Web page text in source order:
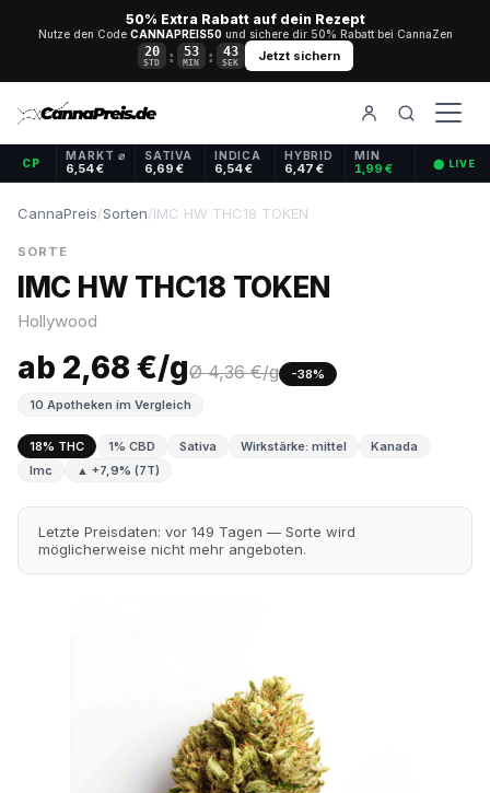
50% Extra Rabatt auf dein Rezept
Nutze den Code CANNAPREIS50und sichere dir 50% Rabatt bei CannaZen
20
STD : 53
MIN : 43
SEK Jetzt sichern
CP
MARKT ⌀
6,54 €
SATIVA
6,69 €
INDICA
6,54 €
HYBRID
6,47 €
MIN
1,99 € ⬤ LIVE
CannaPreis/Sorten/IMC HW THC18 TOKEN
SORTE
IMC HW THC18 TOKEN
Hollywood
ab 2,68 €/gØ 4,36 €/g
-38%
10 Apotheken im Vergleich
18% THC 1% CBD Sativa Wirkstärke: mittel
Kanada
Imc
▲ +7,9% (7T)
Letzte Preisdaten: vor 149 Tagen — Sorte wird
möglicherweise nicht mehr angeboten.